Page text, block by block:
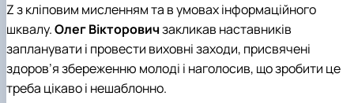
Z з кліповим мисленням та в умовах інформаційного
шквалу.Олег Вікторовичзакликав наставників
запланувати і провести виховні заходи, присвячені
здоров’я збереженню молоді і наголосив, що зробити це
треба цікаво і нешаблонно.